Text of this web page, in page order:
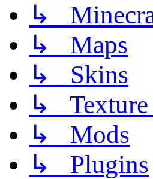
↳
↳ Maps
↳ Skins
↳ Texture
↳ Mods
↳ Plugins